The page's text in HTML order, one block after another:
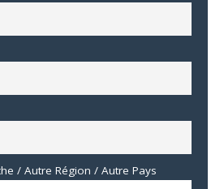
/ Autre Région / Autre Pays